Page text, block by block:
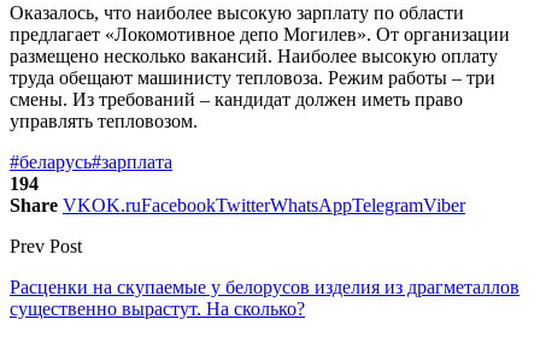
Оказалось, что наиболее высокую зарплату по области
предлагает «Локомотивное депо Могилев». От организации
размещено несколько вакансий. Наиболее высокую оплату
труда обещают машинисту тепловоза. Режим работы – три
смены. Из требований – кандидат должен иметь право
управлять тепловозом.
#беларусь#зарплата
194
Share VKOK.ruFacebookTwitterWhatsAppTelegramViber
Prev Post
Расценки на скупаемые у белорусов изделия из драгметаллов
существенно вырастут. На сколько?